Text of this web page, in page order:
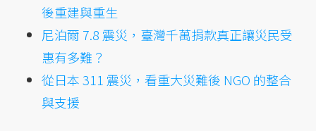
後重建與重生
尼泊爾 7.8 震災，臺灣千萬捐款真正讓災民受
惠有多難？
從日本 311 震災，看重大災難後 NGO 的整合
與支援